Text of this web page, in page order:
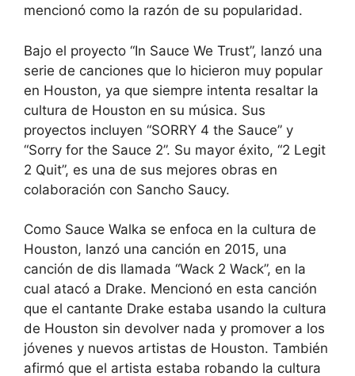
mencionó como la razón de su popularidad.
Bajo el proyecto “In Sauce We Trust”, lanzó una
serie de canciones que lo hicieron muy popular
en Houston, ya que siempre intenta resaltar la
cultura de Houston en su música. Sus
proyectos incluyen “SORRY 4 the Sauce” y
“Sorry for the Sauce 2”. Su mayor éxito, “2 Legit
2 Quit”, es una de sus mejores obras en
colaboración con Sancho Saucy.
Como Sauce Walka se enfoca en la cultura de
Houston, lanzó una canción en 2015, una
canción de dis llamada “Wack 2 Wack”, en la
cual atacó a Drake. Mencionó en esta canción
que el cantante Drake estaba usando la cultura
de Houston sin devolver nada y promover a los
jóvenes y nuevos artistas de Houston. También
afirmó que el artista estaba robando la cultura